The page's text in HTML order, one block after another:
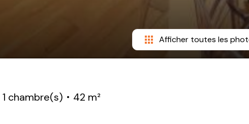
Afficher toutes les
1 chambre(s)
42 m²